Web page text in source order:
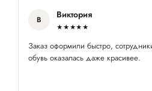
В Виктория
★★★★★
Заказ оформили быстро,
обувь оказалась даже красивее.